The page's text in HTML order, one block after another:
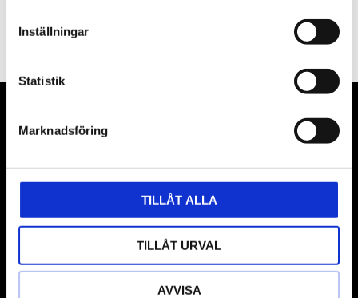
Inställningar
Statistik
Marknadsföring
TILLÅT ALLA
TILLÅT URVAL
AVVISA
Dina personuppgifter behandlas i enlighet med vår integritetspolicy
& däckmaskiner och Master luftmaskiner. Kontakta oss
gärna om vad som helst då vi gör vårt yttersta för att hjälpa
kunden.